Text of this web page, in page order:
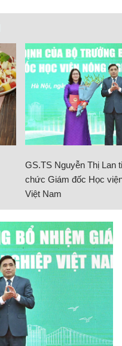
GS.TS Nguyễn Thị Lan
chức Giám đốc Học
Việt Nam